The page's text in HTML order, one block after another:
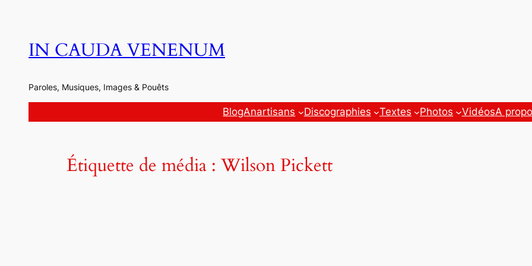
contenuIN CAUDA VENENUM
Paroles, Musiques, Images & Pouêts
BlogAnartisans Discographies Textes Photos VidéosA
Étiquette de média : Wilson Pickett